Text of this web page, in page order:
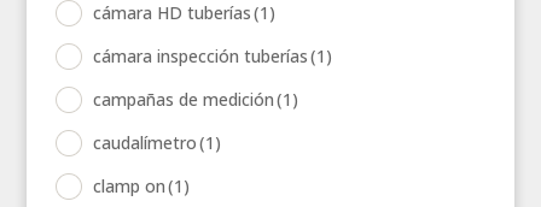
cámara HD tuberías(1)
cámara inspección tuberías(1)
campañas de medición(1)
caudalímetro(1)
clamp on(1)